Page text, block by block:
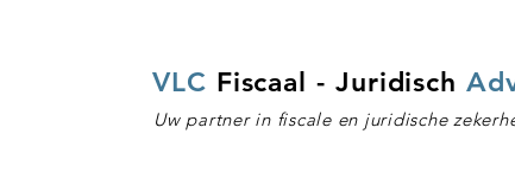
VLC Fiscaal - Juridisch
Uw partner in fiscale en juridische